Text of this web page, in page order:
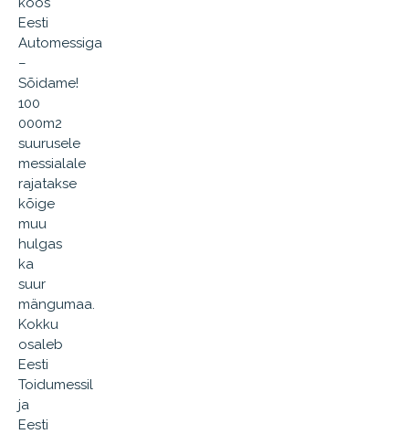
Eesti
Automessiga
–
Sõidame!
100
000m2
suurusele
messialale
rajatakse
kõige
muu
hulgas
ka
suur
mängumaa.
Kokku
osaleb
Eesti
Toidumessil
ja
Eesti